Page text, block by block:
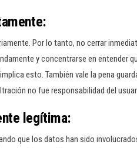
Por lo tanto, no cerrar
y concentrarse en entender
esto. También vale la pena
no fue responsabilidad del
legítima:
que los datos han sido